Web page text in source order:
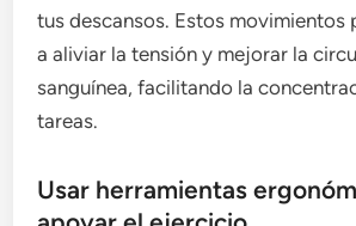
tus descansos. Estos movimientos
a aliviar la tensión y mejorar la
sanguínea, facilitando la
tareas.
Usar herramientas